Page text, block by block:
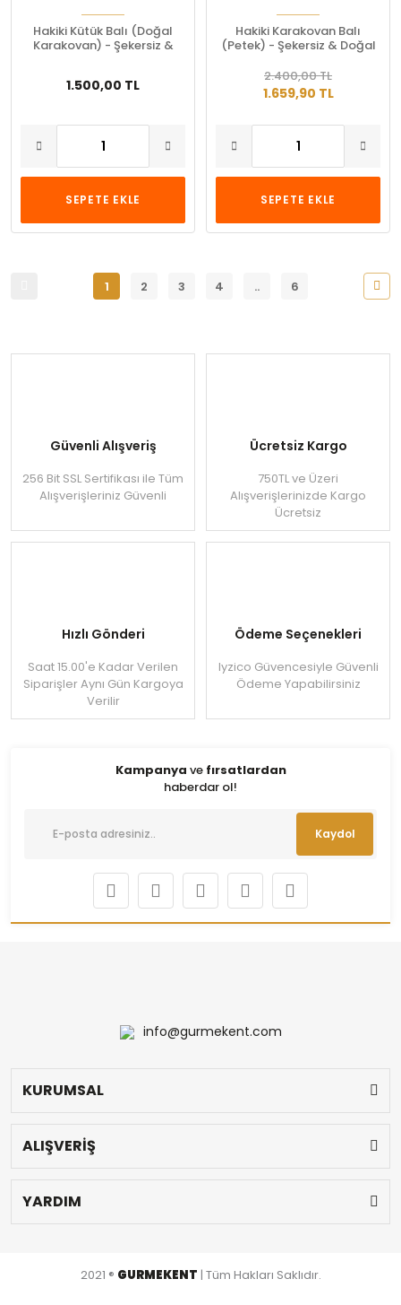
Hakiki Kütük Balı (Doğal
Karakovan) - Şekersiz &
1.500,00 TL
SEPETE EKLE
Hakiki Karakovan Balı
(Petek) - Şekersiz & Doğal
1.659,90 TL
2.400,00 TL
SEPETE EKLE
1 2 3 4 .. 6
Güvenli Alışveriş
256 Bit SSL Sertifikası ile Tüm
Alışverişleriniz Güvenli
Ücretsiz Kargo
750TL ve Üzeri
Alışverişlerinizde Kargo
Ücretsiz
Hızlı Gönderi
Saat 15.00'e Kadar Verilen
Siparişler Aynı Gün Kargoya
Verilir
Ödeme Seçenekleri
Iyzico Güvencesiyle Güvenli
Ödeme Yapabilirsiniz
Kampanya ve fırsatlardan
haberdar ol!
Kaydol
info@gurmekent.com
KURUMSAL
ALIŞVERİŞ
YARDIM
2021 ® GURMEKENT | Tüm Hakları Saklıdır.